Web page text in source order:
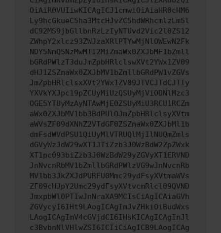
OiAiR0VUIiwKICAgICJ1cmwiOiAiaHR0cHM6
Ly9hcGkueC5ha3MtcHJvZC5hdWRhcmlzLm5l
dC92MS9jbGllbnRzLzIyNTUvd2Vic2l0ZS12
ZWhpY2xlcz93ZWJzaXRlPTYwMjNlOWEwN2Fk
NDY5NmQ5NzMwMTI2MiZmaWx0ZXJbMF1bZmll
bGRdPWlzT3duJmZpbHRlclswXVt2YWx1ZV09
dHJ1ZSZmaWx0ZXJbMV1bZmllbGRdPW1vZGVs
JmZpbHRlclsxXVt2YWx1ZV09JTVCJTdCJTIy
YXVkYXJpc19pZCUyMiUzQSUyMjViODNlMzc3
OGE5YTUyMzAyNTAwMjE0ZSUyMiU3RCU1RCZm
aWx0ZXJbMV1bb3BdPUlOJmZpbHRlclsyXVtm
aWVsZF09dXNhZ2VTdGF0ZSZmaWx0ZXJbMl1b
dmFsdWVdPSU1QiUyMlVTRUQlMjIlNUQmZmls
dGVyWzJdW29wXT1JTiZzb3J0WzBdW2ZpZWxk
XT1pc093biZzb3J0WzBdW29yZGVyXT1ERVND
JnNvcnRbMV1bZmllbGRdPWlzVG9wJnNvcnRb
MV1bb3JkZXJdPURFU0Mmc29ydFsyXVtmaWVs
ZF09cHJpY2Umc29ydFsyXVtvcmRlcl09QVND
JmxpbWl0PTIwJnNraXA9MCIsCiAgICAiaGVh
ZGVycyI6IHt9LAogICAgImJvZHkiOiBudWxs
LAogICAgImV4cGVjdCI6IHsKICAgICAgInJl
c3BvbnNlVHlwZSI6ICIiCiAgICB9LAogICAg